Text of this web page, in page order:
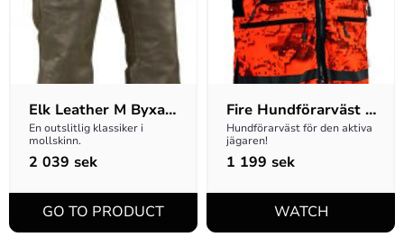
Elk Leather M Byxa
- Lång modell
En outslitlig klassiker i
mollskinn.
2 039 sek
Fire Hundförarväst
M - DESOLVE Fire
Hundförarväst för den aktiva
jägaren!
1 199 sek